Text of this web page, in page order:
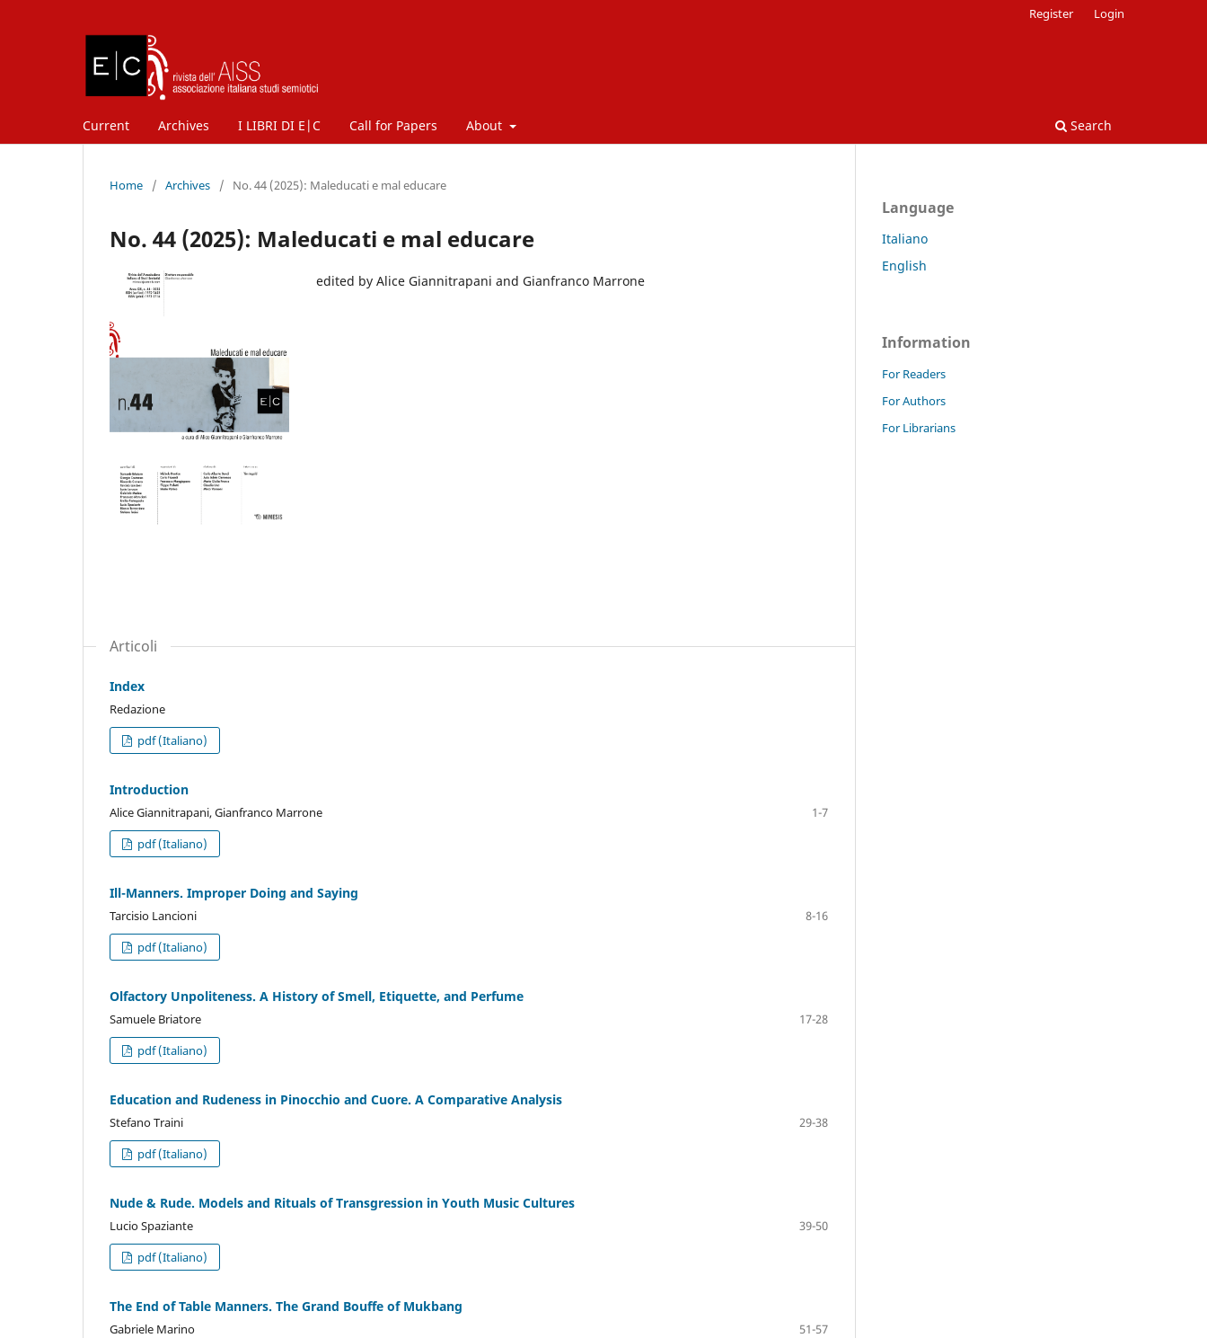
Current Archives I LIBRI DI E|C Call for Papers About Search
Register Login
Home / Archives / No. 44 (2025): Maleducati e mal educare
No. 44 (2025): Maleducati e mal educare
edited by Alice Giannitrapani and Gianfranco Marrone
Articoli
Index
Redazione
pdf (Italiano)
Introduction
Alice Giannitrapani, Gianfranco Marrone
1-7
pdf (Italiano)
Ill-Manners. Improper Doing and Saying
Tarcisio Lancioni
8-16
pdf (Italiano)
Olfactory Unpoliteness. A History of Smell, Etiquette, and Perfume
Samuele Briatore
17-28
pdf (Italiano)
Education and Rudeness in Pinocchio and Cuore. A Comparative Analysis
Stefano Traini
29-38
pdf (Italiano)
Nude & Rude. Models and Rituals of Transgression in Youth Music Cultures
Lucio Spaziante
39-50
pdf (Italiano)
The End of Table Manners. The Grand Bouffe of Mukbang
Gabriele Marino
51-57
Language
Italiano
English
Information
For Readers
For Authors
For Librarians